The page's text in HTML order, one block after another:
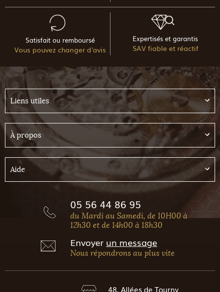
Satisfait ou remboursé
Vous pouvez changer d'avis
Expertisés et garantis
SAV fiable et réactif
Liens utiles
À propos
Aide
05 56 44 86 95
du Mardi au Samedi, de 10H00 à
12h30 et de 14h00 à 18h30
Envoyer un message
Nous répondrons au plus vite
48, Allées de Tourny